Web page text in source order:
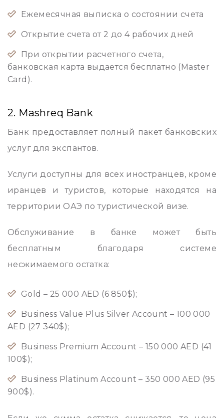
Ежемесячная выписка о состоянии счета
Открытие счета от 2 до 4 рабочих дней
При открытии расчетного счета,
банковская карта выдается бесплатно (Master
Card).
2. Mashreq Bank
Банк предоставляет полный пакет банковских
услуг для экспантов.
Услуги доступны для всех иностранцев, кроме
иранцев и туристов, которые находятся на
территории ОАЭ по туристической визе.
Обслуживание в банке может быть
бесплатным благодаря системе
несжимаемого остатка:
Gold – 25 000 AED (6 850$);
Business Value Plus Silver Account – 100 000
AED (27 340$);
Business Premium Account – 150 000 AED (41
100$);
Business Platinum Account – 350 000 AED (95
900$).